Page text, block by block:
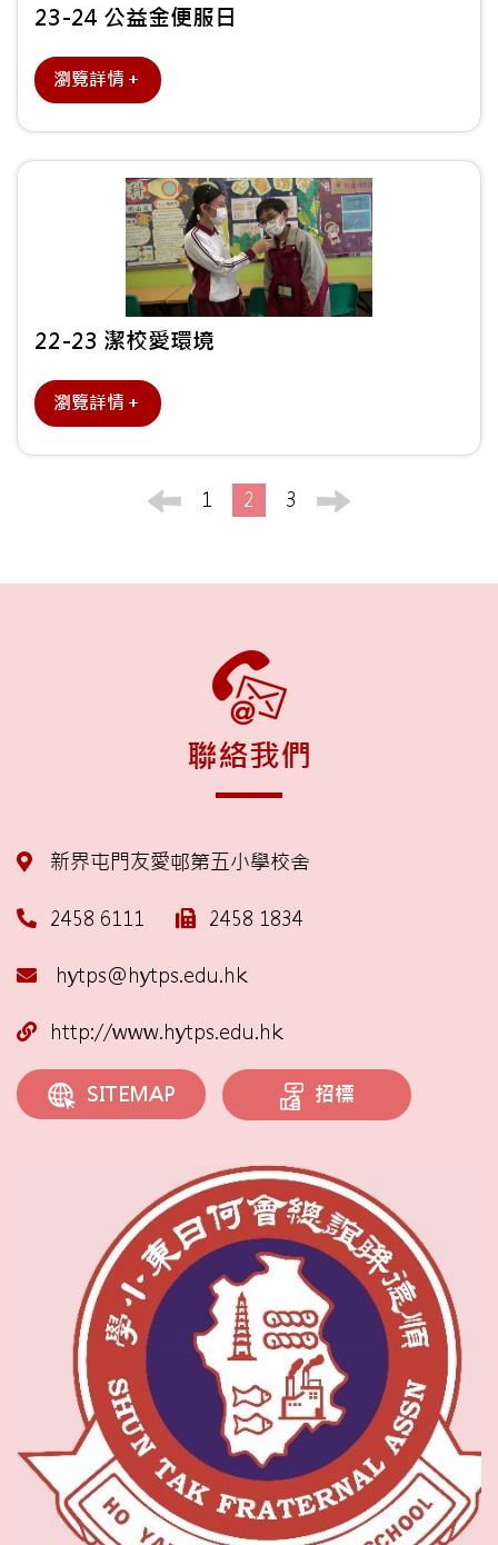
23-24 公益金便服日
瀏覽詳情＋
22-23 潔校愛環境
瀏覽詳情＋
1 2 3
聯絡我們
新界屯門友愛邨第五小學校舍
2458 6111 2458 1834
hytps@hytps.edu.hk
http://www.hytps.edu.hk
SITEMAP 招標